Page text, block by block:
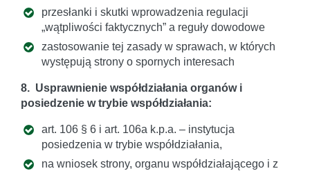
przesłanki i skutki wprowadzenia regulacji
„wątpliwości faktycznych” a reguły dowodowe
zastosowanie tej zasady w sprawach, w których
występują strony o spornych interesach
8. Usprawnienie współdziałania organów i
posiedzenie w trybie współdziałania:
art. 106 § 6 i art. 106a k.p.a. – instytucja
posiedzenia w trybie współdziałania,
na wniosek strony, organu współdziałającego i z